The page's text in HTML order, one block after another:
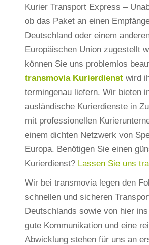
Kurier Transport Express –
ob das Paket an einen
Deutschland oder einem
Europäischen Union zugestellt
können Sie uns problemlos
transmovia Kurierdienstwird
termingenau liefern. Wir bieten
ausländische Kurierdienste in
mit professionellen
einem dichten Netzwerk von
Europa. Benötigen Sie einen
Kurierdienst? Lassen Sie uns
Wir bei transmovia legen den
schnellen und sicheren
Deutschlands sowie von hier
gute Kommunikation und eine
Abwicklung stehen für uns an